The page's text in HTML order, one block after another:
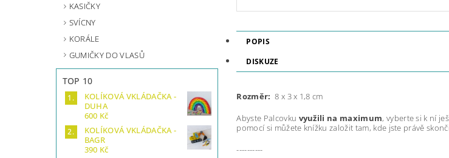
KASIČKY
SVÍCNY
KORÁLE
GUMIČKY DO VLASŮ
TOP 10
KOLÍKOVÁ VKLÁDAČKA -
DUHA
600 Kč
KOLÍKOVÁ VKLÁDAČKA -
BAGR
390 Kč
POPIS
DISKUZE
Rozměr:8 x 3 x 1,8 cm
Abyste Palcovku využili na maximum, vyberte si k ní
pomocí si můžete knížku založit tam, kde jste právě
----------